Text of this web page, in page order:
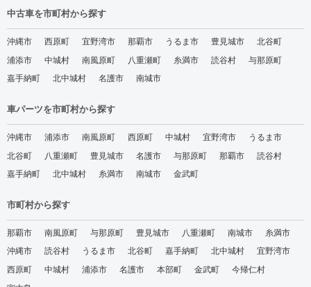
中古車を市町村から探す
沖縄市 西原町 宜野湾市 那覇市 うるま市 豊見城市
北谷町
浦添市
中城村 南風原町 八重瀬町 糸満市 読谷村
与那原町
嘉手納町
北中城村 名護市 南城市
車パーツを市町村から探す
沖縄市 浦添市 南風原町 西原町 中城村 宜野湾市
うるま市
北谷町
八重瀬町 豊見城市 名護市 与那原町 那覇市
読谷村
嘉手納町
北中城村 糸満市 南城市 金武町
市町村から探す
那覇市 南風原町 与那原町 豊見城市 八重瀬町 南城市
糸満市
沖縄市
読谷村 うるま市 北谷町 嘉手納町 北中城村
宜野湾市
西原町
中城村 浦添市 名護市 本部町 金武町
今帰仁村